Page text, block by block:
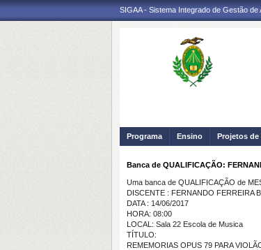
SIGAA - Sistema Integrado de Gestão de
Programa Ensino Projetos de
Banca de QUALIFICAÇÃO:
Uma banca de QUALIFICAÇÃO de
DISCENTE : FERNANDO FERREIRA
DATA : 14/06/2017
HORA: 08:00
LOCAL: Sala 22 Escola de Musica
TÍTULO:
REMEMORIAS OPUS 79 PARA